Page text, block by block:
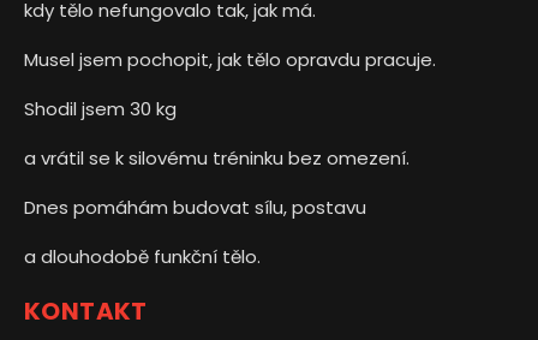
kdy tělo nefungovalo tak, jak má.
Musel jsem pochopit, jak tělo opravdu pracuje.
Shodil jsem 30 kg
a vrátil se k silovému tréninku bez omezení.
Dnes pomáhám budovat sílu, postavu
a dlouhodobě funkční tělo.
KONTAKT